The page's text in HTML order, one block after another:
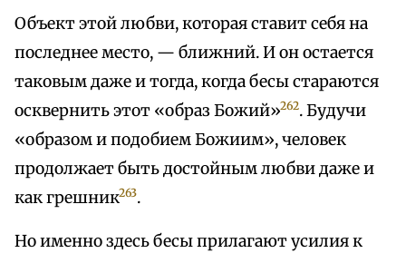
Объект этой любви, которая ставит себя на
последнее место, — ближний. И он остается
таковым даже и тогда, когда бесы стараются
осквернить этот «образ Божий»262. Будучи
«образом и подобием Божиим», человек
продолжает быть достойным любви даже и
как грешник263.
Но именно здесь бесы прилагают усилия к